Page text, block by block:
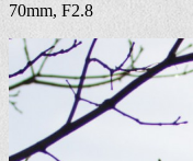
70mm, F2.8